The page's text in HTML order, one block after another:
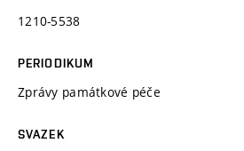
1210-5538
PERIODIKUM
Zprávy památkové péče
SVAZEK